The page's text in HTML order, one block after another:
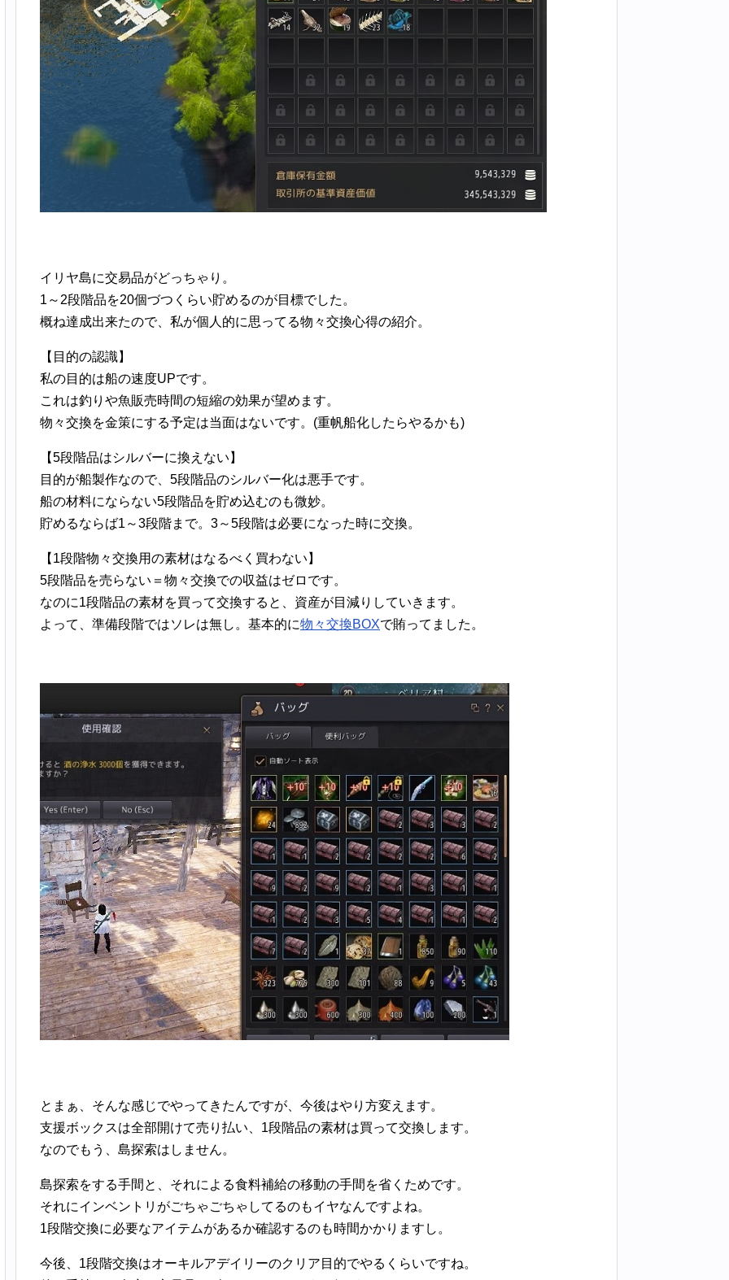
イリヤ島に交易品がどっちゃり。
1～2段階品を20個づつくらい貯めるのが目標でした。
概ね達成出来たので、私が個人的に思ってる物々交換心得の紹介。
【目的の認識】
私の目的は船の速度UPです。
これは釣りや魚販売時間の短縮の効果が望めます。
物々交換を金策にする予定は当面はないです。(重帆船化したらやるかも)
【5段階品はシルバーに換えない】
目的が船製作なので、5段階品のシルバー化は悪手です。
船の材料にならない5段階品を貯め込むのも微妙。
貯めるならば1～3段階まで。3～5段階は必要になった時に交換。
【1段階物々交換用の素材はなるべく買わない】
5段階品を売らない＝物々交換での収益はゼロです。
なのに1段階品の素材を買って交換すると、資産が目減りしていきます。
よって、準備段階ではソレは無し。基本的に物々交換BOXで賄ってました。
とまぁ、そんな感じでやってきたんですが、今後はやり方変えます。
支援ボックスは全部開けて売り払い、1段階品の素材は買って交換します。
なのでもう、島探索はしません。
島探索をする手間と、それによる食料補給の移動の手間を省くためです。
それにインベントリがごちゃごちゃしてるのもイヤなんですよね。
1段階交換に必要なアイテムがあるか確認するのも時間かかりますし。
今後、1段階交換はオーキルアデイリーのクリア目的でやるくらいですね。